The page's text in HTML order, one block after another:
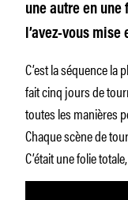
une autre en une
l’avez-vous mise
C’est la séquence la
fait cinq jours de
toutes les manières
Chaque scène de
C’était une folie